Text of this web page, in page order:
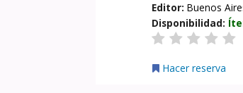
Editor:Buenos
Disponibilidad:
Hacer reserva